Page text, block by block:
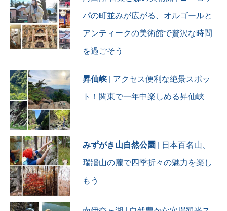
パの町並みが広がる、オルゴールと
アンティークの美術館で贅沢な時間
を過ごそう
昇仙峡| アクセス便利な絶景スポッ
ト！関東で一年中楽しめる昇仙峡
みずがき山自然公園 | 日本百名山、
瑞牆山の麓で四季折々の魅力を楽し
もう